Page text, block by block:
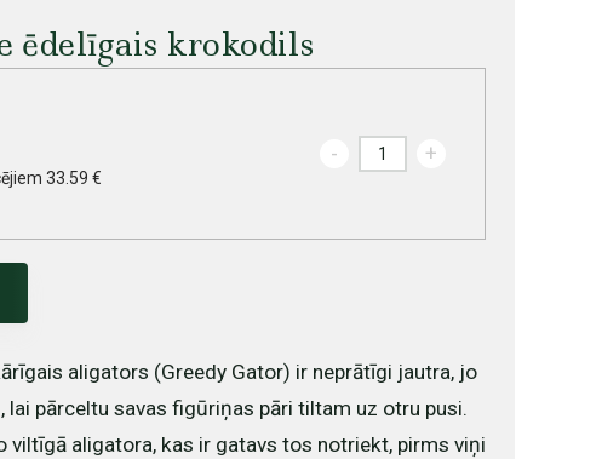
ēdelīgais krokodils
33.59 €
- +
aligators (Greedy Gator) ir neprātīgi jautra, jo
lai pārceltu savas figūriņas pāri tiltam uz otru pusi.
viltīgā aligatora, kas ir gatavs tos notriekt, pirms viņi